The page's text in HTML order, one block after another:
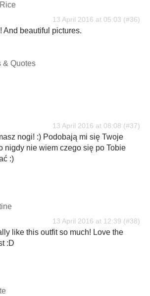
13 April 2016 at 05:03
And beautiful pictures.
& Quotes
13 April 2016 at 08:08
nogi! :) Podobają mi się Twoje
nigdy nie wiem czego się po Tobie
:)
13 April 2016 at 12:39
like this outfit so much! Love the
:D